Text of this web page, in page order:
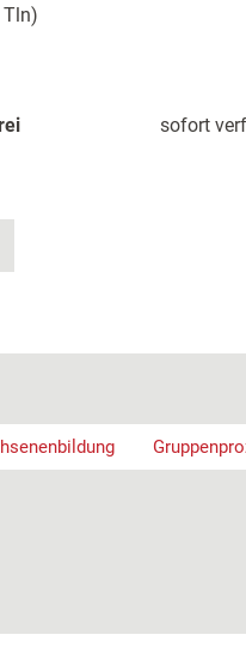
Tln)
sofort